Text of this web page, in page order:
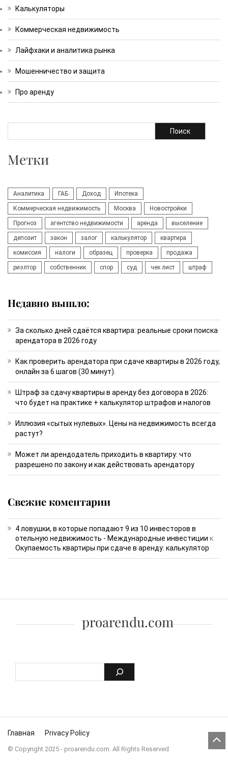
Калькуляторы
Коммерческая недвижимость
Лайфхаки и аналитика рынка
Мошенничество и защита
Про аренду
Поиск
Метки
Аналитика ГАБ Доход Ипотека
Коммерческая недвижимость Москва Новостройки
Прогноз агентство недвижимости аренда выселение
депозит закон залог калькулятор квартира
комиссия налоги образец проверка продажа
риэлтор собственник спор суд чек лист штраф
Недавно вышло:
За сколько дней сдаётся квартира: реальные сроки поиска
арендатора в 2026 году
Как проверить арендатора при сдаче квартиры в 2026 году,
онлайн за 6 шагов (30 минут).
Штраф за сдачу квартиры в аренду без договора в 2026:
что будет на практике + калькулятор штрафов и налогов
Иллюзия «сытых нулевых». Цены на недвижимость всегда
растут?
Может ли арендодатель приходить в квартиру: что
разрешено по закону и как действовать арендатору
Свежие коментарии
4 ловушки, в которые попадают 9 из 10 инвесторов в
отельную недвижимость - Международные инвестиции к
Окупаемость квартиры при сдаче в аренду: калькулятор
proarendu.com
Skip to content
Главная Privacy Policy
© Copyright 2025 - proarendu.com. All Rights Reserved